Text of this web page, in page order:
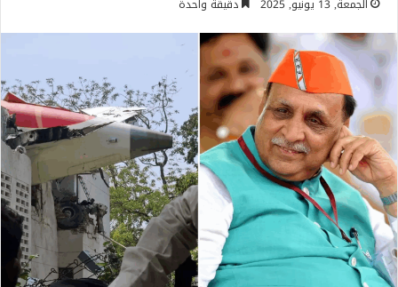
الجمعة, 13 يونيو, 2025 دقيقة واحدة